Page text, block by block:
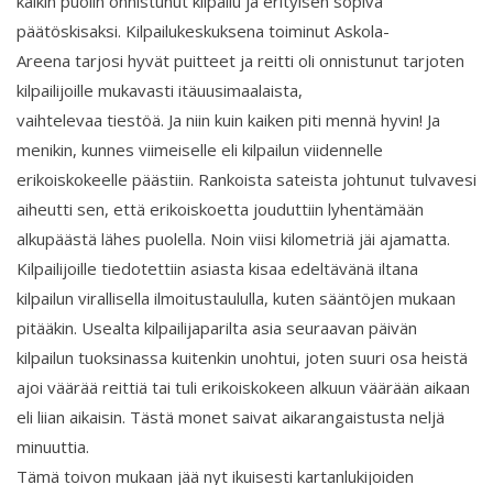
päätöskisaksi. Kilpailukeskuksena toiminut Askola-
Areena tarjosi hyvät puitteet ja reitti oli onnistunut tarjoten
kilpailijoille mukavasti itäuusimaalaista,
vaihtelevaa tiestöä. Ja niin kuin kaiken piti mennä hyvin! Ja
menikin, kunnes viimeiselle eli kilpailun viidennelle
erikoiskokeelle päästiin. Rankoista sateista johtunut tulvavesi
aiheutti sen, että erikoiskoetta jouduttiin lyhentämään
alkupäästä lähes puolella. Noin viisi kilometriä jäi ajamatta.
Kilpailijoille tiedotettiin asiasta kisaa edeltävänä iltana
kilpailun virallisella ilmoitustaululla, kuten sääntöjen mukaan
pitääkin. Usealta kilpailijaparilta asia seuraavan päivän
kilpailun tuoksinassa kuitenkin unohtui, joten suuri osa heistä
ajoi väärää reittiä tai tuli erikoiskokeen alkuun väärään aikaan
eli liian aikaisin. Tästä monet saivat aikarangaistusta neljä
minuuttia.
Tämä toivon mukaan jää nyt ikuisesti kartanlukijoiden